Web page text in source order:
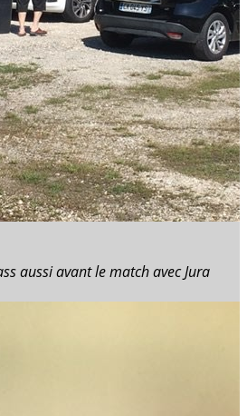
aussi avant le match avec Jura